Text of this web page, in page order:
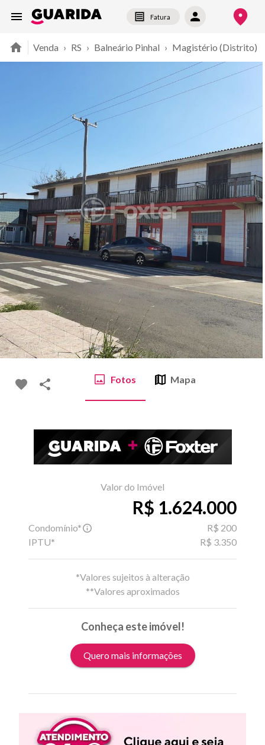
Fatura
Venda › RS › Balneário Pinhal › Magistério (Distrito)
Fotos Mapa
Valor do Imóvel
R$ 1.624.000
Condomínio*
R$ 200
IPTU*
R$ 3.350
*Valores sujeitos à alteração
**Valores aproximados
Conheça este imóvel!
Quero mais informações